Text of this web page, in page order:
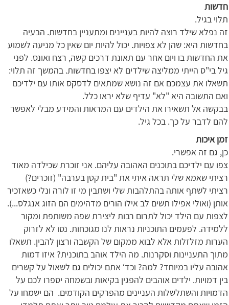
חדשות
תלוי בגיל.
זה נפלא שילד רוצה להיות בעניינים ומתעניין בחדשות. הבעיה
בחדשות היא: שהן לא צפויות. יכול להיות יום שאין כל מניעה לשמוע
את החדשות בו ויום אחר עם תאונת דרכים קשה, רצח ואונס. לפני
גיל בי"ס הייתי ממליצה שילדים לא יצפו בחדשות. בהמשך זה תלוי:
תשאלו את עצמכם אם זה נושא שמתאים לדסקס אותו עם ילדיכם
ואם התשובה היא "לא" עדיף שלא יראו כלל.
בבקשה אל תשאירו את הילדים עם המראות והמידע מבלי לאפשר
להם לדבר על כך. בכל גיל.
זמן איכות
כן, גם זה אפשרי.
צפו עם ילדיכם בתוכנים האהובה עליהם. אני זוכרת שכילדה מאוד
רציתי שאמא שלי תראה איתי את "בית קטן בערבה" (זוכרים?)
רציתי לשתף אותה בהתלהבות שלי ושתבין מי זו לורה ונלי כשאזכיר
אותן (ואולי אפילו תשים לב אילו הורים מדהימים הם הזוג אנגלס...).
לצפות עם הילד יכול לתרום רבות ליצירת שפה משותפת ומקור
ללמידה. לפעמים התוכניות נראות לנו מגוכחות. נסו לא לזרוק
הערות מזלזלות אלא לבוא ממקום של הקשבה ורצון להבין. תשאלו
מתוך התעניינות וסקרנות. מה הילד אוהב בתוכנית? איזו דמות
אהובה עליו במיוחד? למה? וכד‘ אתם יכולים גם לשאול על קשרים
בין דמויות. ילדים אוהבים להפגין בקיאות ובשמחה יספרו לכם על
הדמויות והשתלשלות העניינים מהפרקים הקודמים. הם ישמחו על